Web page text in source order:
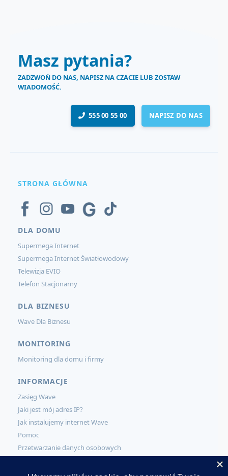
Masz pytania?
ZADZWOŃ DO NAS, NAPISZ NA CZACIE LUB ZOSTAW
WIADOMOŚĆ.
555 00 55 00 NAPISZ DO NAS
STRONA GŁÓWNA
DLA DOMU
Supermega Internet
Supermega Internet Światłowodowy
Telewizja EVIO
Telefon Stacjonarny
DLA BIZNESU
Wave Dla Biznesu
MONITORING
Monitoring dla domu i firmy
INFORMACJE
Zasięg Wave
Jaki jest mój adres IP?
Jak instalujemy internet Wave
Pomoc
Przetwarzanie danych osobowych